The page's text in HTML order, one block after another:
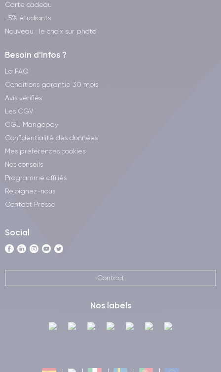
Carte cadeau
-5% étudiants
Nouveau : le choix sur photo
Besoin d'infos ?
La FAQ
Conditions garantie 30 mois
Avis vérifiés
Les CGV
CGU Mangopay
Confidentialité des données
Mes préférences cookies
Nos conseils
Programme affiliés
Rejoignez-nous
Contact Presse
Social
Contact
Nos labels